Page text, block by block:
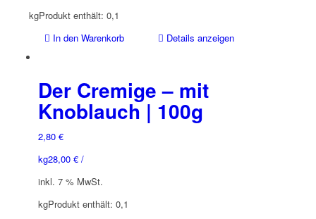
Produkt enthält: 0,1
kg
In den Warenkorb
Details anzeigen
Der Cremige – mit
Knoblauch | 100g
2,80 €
28,00 €/
kg
inkl. 7 % MwSt.
Produkt enthält: 0,1
kg